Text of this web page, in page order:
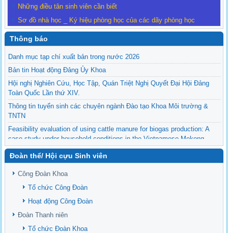
Những điều tân sinh viên cần biết
Sơ đồ nhà học _ Ký hiệu phòng học của các dãy phòng học
Thông báo
Danh mục tạp chí xuất bản trong nước 2026
Bản tin Hoạt động Đảng Ủy Khoa
Hội nghị Nghiên Cứu, Học Tập, Quán Triệt Nghị Quyết Đại Hội Đảng
Toàn Quốc Lần thứ XIV.
Thông tin tuyển sinh các chuyên ngành Đào tạo Khoa Môi trường &
TNTN
Feasibility evaluation of using cattle manure for biogas production: A
case study under household conditions in the Vietnamese Mekong
Delta
Sediment properties in flood-based farming systems in the Vietnamese
upstream Mekong Delta
Danh mục tạp chí xuất bản Quốc Tế 2026
Danh Mục các Đề Tài NCKH cấp Tỉnh năm 2024
Văn bản - Quy định
Ban chấp hành Đảng bộ khoa
Đoàn thể/ Hội cựu Sinh viên
Công Đoàn Khoa
Tổ chức Công Đoàn
Hoạt động Công Đoàn
Đoàn Thanh niên
Tổ chức Đoàn Khoa